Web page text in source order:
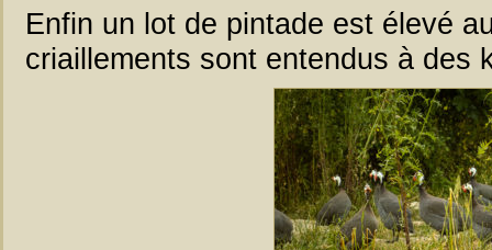
Enfin un lot de pintade est élevé
criaillements sont entendus à des